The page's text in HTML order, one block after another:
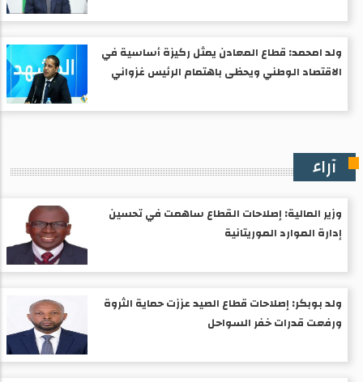
ولد امحمد: قطاع المعادن يمثل ركيزة أساسية في
الاقتصاد الوطني ويحظى باهتمام الرئيس غزواني
آراء
وزير المالية: إصلاحات القطاع ساهمت في تحسين
إدارة الموارد الموريتانية
ولد بوبكر: إصلاحات قطاع الصيد عززت حماية الثروة
ورفعت قدرات خفر السواحل